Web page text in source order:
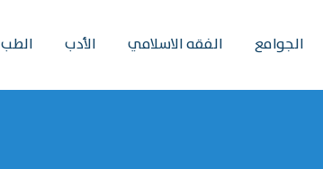
الجوامع الفقه الاسلامي الأدب الطب